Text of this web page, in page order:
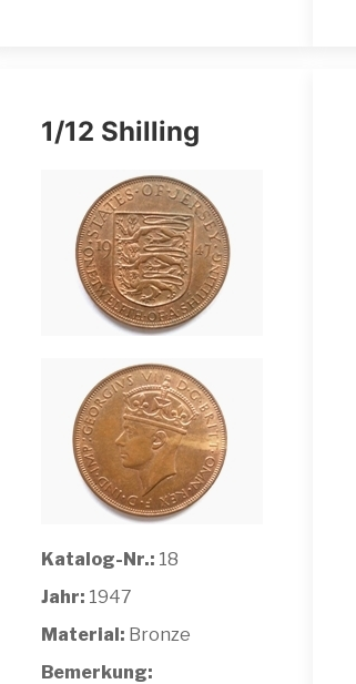
1/12 Shilling
Katalog-Nr.: 18
Jahr: 1947
Material: Bronze
Bemerkung: